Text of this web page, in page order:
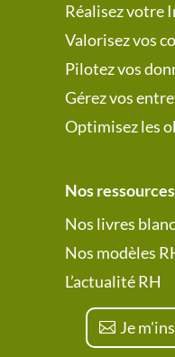
Réalisez votre
Valorisez vos
Pilotez vos
Gérez vos
Optimisez les
Nos ressources
Nos livres
Nos modèles
L’actualité RH
Je